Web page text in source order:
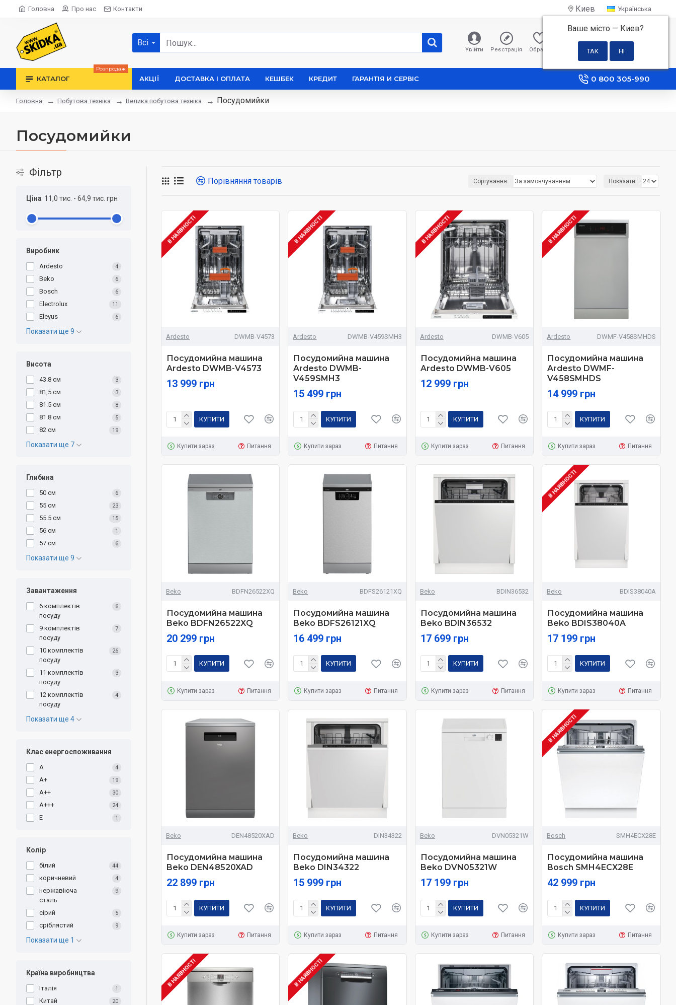
Головна Про нас Контакти Киев
Ваше місто — Киев?
Українська
Всі
Увійти Реєстрація Обране Порівняння
0 грн
КАТАЛОГ
Розпродаж
АКЦІЇ ДОСТАВКА І ОПЛАТА КЕШБЕК КРЕДИТ ГАРАНТІЯ И СЕРВІС 0 800 305-990
Головна Побутова техніка Велика побутова техніка Посудомийки
Посудомийки
Фільтр
11,0 тис. - 64,9 тис. грн
Ціна
Виробник
Ardesto 4
Beko 6
Bosch 6
Electrolux 11
Eleyus 6
Показати ще 9
Висота
43.8 см 3
81,5 см 3
81.5 см 8
81.8 см 5
82 см 19
Показати ще 7
Глибина
50 см 6
55 см 23
55.5 см 15
56 см 1
57 см 6
Показати ще 9
Завантаження
6 комплектів
посуду
6
9 комплектів
посуду
7
10 комплектів
посуду
26
11 комплектів
посуду
3
12 комплектів
посуду
4
Показати ще 4
Клас енергоспоживання
A 4
A+ 19
A++ 30
A+++ 24
E 1
Колір
білий 44
коричневий 4
нержавіюча
сталь
9
сірий 5
сріблястий 9
Показати ще 1
Країна виробництва
Італія 1
Китай 20
Порівняння товарів Сортування: Показати:
В НАЯВНОСТІ
Ardesto DWMB-V4573
Посудомийна машина
Ardesto DWMB-V4573
13 999 грн
КУПИТИ
Купити зараз Питання
В НАЯВНОСТІ
Ardesto DWMB-V459SMH3
Посудомийна машина
Ardesto DWMB-
V459SMH3
15 499 грн
КУПИТИ
Купити зараз Питання
В НАЯВНОСТІ
Ardesto DWMB-V605
Посудомийна машина
Ardesto DWMB-V605
12 999 грн
КУПИТИ
Купити зараз Питання
В НАЯВНОСТІ
Ardesto DWMF-V458SMHDS
Посудомийна машина
Ardesto DWMF-
V458SMHDS
14 999 грн
КУПИТИ
Купити зараз Питання
Beko BDFN26522XQ
Посудомийна машина
Beko BDFN26522XQ
20 299 грн
КУПИТИ
Купити зараз Питання
Beko BDFS26121XQ
Посудомийна машина
Beko BDFS26121XQ
16 499 грн
КУПИТИ
Купити зараз Питання
Beko BDIN36532
Посудомийна машина
Beko BDIN36532
17 699 грн
КУПИТИ
Купити зараз Питання
В НАЯВНОСТІ
Beko BDIS38040A
Посудомийна машина
Beko BDIS38040A
17 199 грн
КУПИТИ
Купити зараз Питання
Beko DEN48520XAD
Посудомийна машина
Beko DEN48520XAD
22 899 грн
КУПИТИ
Купити зараз Питання
Beko DIN34322
Посудомийна машина
Beko DIN34322
15 999 грн
КУПИТИ
Купити зараз Питання
Beko DVN05321W
Посудомийна машина
Beko DVN05321W
17 199 грн
КУПИТИ
Купити зараз Питання
В НАЯВНОСТІ
Bosch SMH4ECX28E
Посудомийна машина
Bosch SMH4ECX28E
42 999 грн
КУПИТИ
Купити зараз Питання
В НАЯВНОСТІ В НАЯВНОСТІ